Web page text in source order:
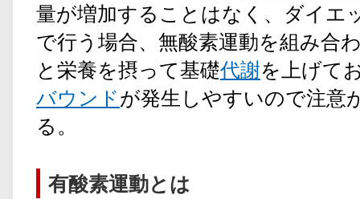
量が増加することはなく、ダイエ
で行う場合、無酸素運動を組み合
と栄養を摂って基礎代謝を上げて
バウンドが発生しやすいので注意
る。
有酸素運動とは